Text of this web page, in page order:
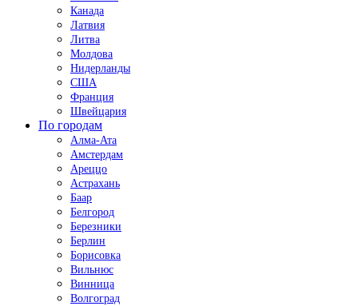
Канада
Латвия
Литва
Молдова
Нидерланды
США
Франция
Швейцария
По городам
Алма-Ата
Амстердам
Ареццо
Астрахань
Баар
Белгород
Березники
Берлин
Борисовка
Вильнюс
Винница
Волгоград